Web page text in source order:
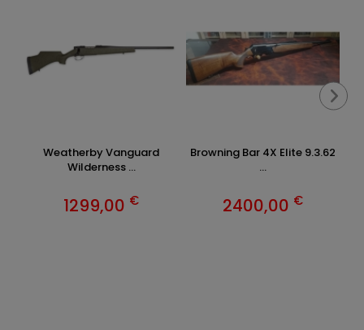
Weatherby Vanguard
Wilderness ...
1299,00 €
Browning Bar 4X Elite 9.3.62
...
2400,00 €